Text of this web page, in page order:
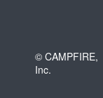
© CAMPFIRE,
Inc.